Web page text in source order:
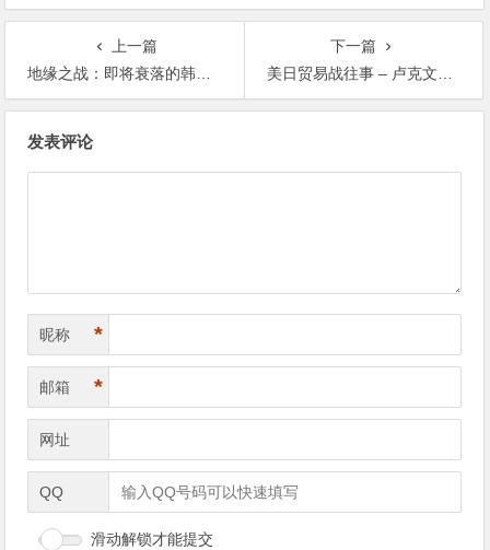
上一篇
地缘之战：即将衰落的韩国 – 卢克文工作室
下一篇
美日贸易战往事 – 卢克文工作室
发表评论
昵称 *
邮箱 *
网址
QQ
滑动解锁才能提交